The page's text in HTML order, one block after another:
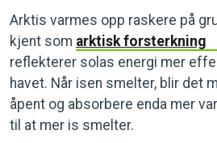
Arktis varmes opp raskere på
kjent som arktisk forsterkning
reflekterer solas energi mer
havet. Når isen smelter, blir det
åpent og absorbere enda mer
til at mer is smelter.